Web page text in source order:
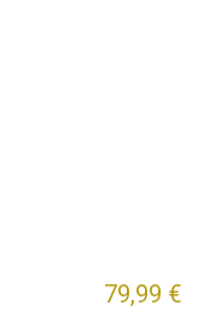
79,99 €